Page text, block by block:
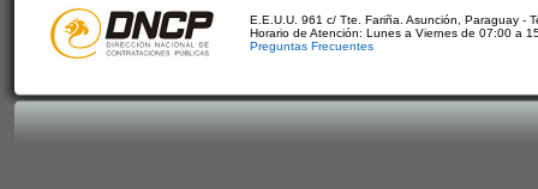
E.E.U.U. 961 c/ Tte. Fariña. Asunción, Paraguay -
Horario de Atención: Lunes a Viernes de 07:00 a
Preguntas Frecuentes